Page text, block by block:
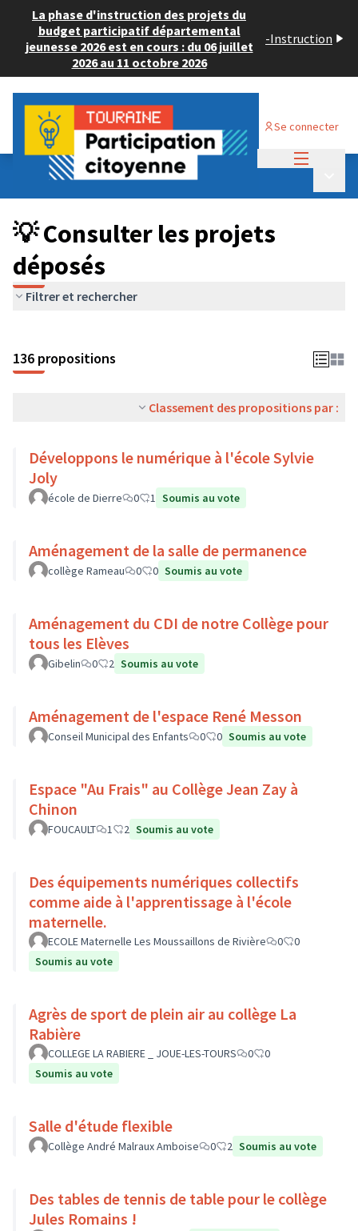
La phase d'instruction des projets du
budget participatif départemental
jeunesse 2026 est en cours : du 06 juillet
2026 au 11 octobre 2026
-Instruction
Se connecter
Budget Participatif JEUNESSE 2024
💡 Consulter les projets déposés
💡 Consulter les projets
déposés
Filtrer et rechercher
136 propositions
Classement des propositions par :
Développons le numérique à l'école Sylvie
Joly
école de Dierre 0 1 Soumis au vote
Aménagement de la salle de permanence
collège Rameau 0 0 Soumis au vote
Aménagement du CDI de notre Collège pour
tous les Elèves
Gibelin 0 2 Soumis au vote
Aménagement de l'espace René Messon
Conseil Municipal des Enfants 0 0 Soumis au vote
Espace "Au Frais" au Collège Jean Zay à
Chinon
FOUCAULT 1 2 Soumis au vote
Des équipements numériques collectifs
comme aide à l'apprentissage à l'école
maternelle.
ECOLE Maternelle Les Moussaillons de Rivière 0
0
Soumis au vote
Agrès de sport de plein air au collège La
Rabière
COLLEGE LA RABIERE _ JOUE-LES-TOURS 0
0
Soumis au vote
Salle d'étude flexible
Collège André Malraux Amboise 0 2 Soumis au vote
Des tables de tennis de table pour le collège
Jules Romains !